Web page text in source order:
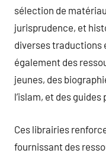
sélection de
jurisprudence, et
diverses traductions
également des
jeunes, des
l’islam, et des
Ces librairies
fournissant des